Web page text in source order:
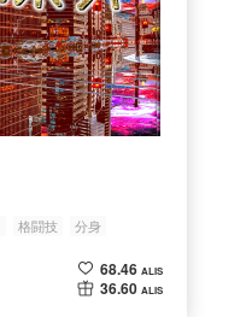
格闘技 分身
68.46 ALIS
36.60 ALIS